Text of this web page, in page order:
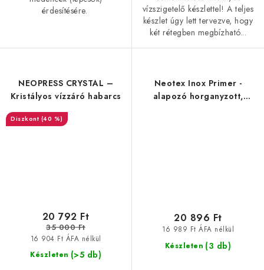
érdesítésére.
vízszigetelő készlettel! A teljes
készlet úgy lett tervezve, hogy
két rétegben megbízható...
NEOPRESS CRYSTAL –
Kristályos vízzáró habarcs
(40 %)
Készleten (>5 db)
16 904 Ft ÁFA nélkül
20 792 Ft
35 000 Ft
Neotex Inox Primer -
alapozó horganyzott,
Készleten (3 db)
16 989 Ft ÁFA nélkül
20 896 Ft